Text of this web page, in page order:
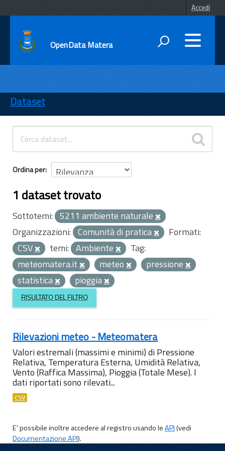
Accedi
OpenData Matera
ENTI
TEMI
INFORMAZIONI
Dataset
Ordina per
1 dataset trovato
Sottotemi: 5211 ambiente naturale
Organizzazioni: Comunità di pratica
Formati:
CSV
temi: Ambiente
Tag:
meteomatera.it
meteo
pressione
statistica
pioggia
RISULTATO DEL FILTRO
Rilevazioni meteo - Meteomatera
Valori estremali (massimi e minimi) di Pressione
Relativa, Temperatura Esterna, Umidità Relativa,
Vento (Raffica Massima), Pioggia (Totale Mese). I
dati riportati sono rilevati...
CSV
E' possibile inoltre accedere al registro usando leAPI(vedi
Documentazione API).